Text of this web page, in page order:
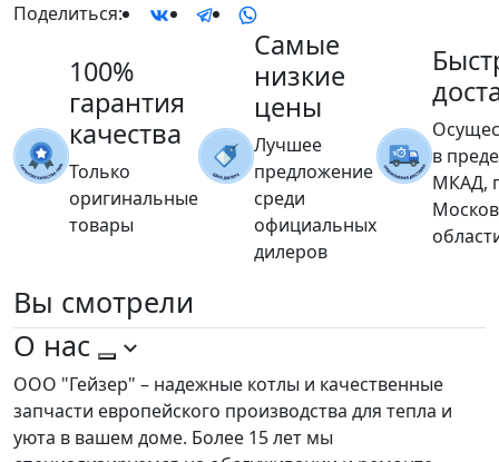
Поделиться:
100%
гарантия
качества
Только
оригинальные
товары
Самые
низкие
цены
Лучшее
предложение
среди
официальных
дилеров
в
МКАД,
Вы смотрели
О нас
ООО "Гейзер" – надежные котлы и качественные
запчасти европейского производства для тепла и
уюта в вашем доме. Более 15 лет мы